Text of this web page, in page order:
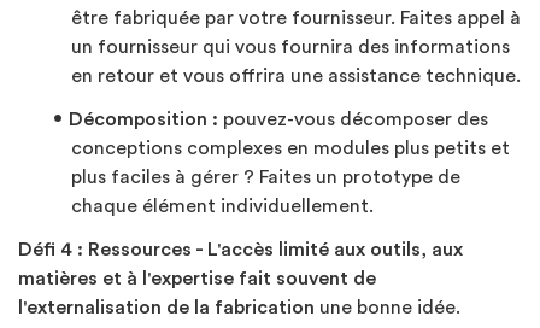
être fabriquée par votre fournisseur. Faites appel à
un fournisseur qui vous fournira des informations
en retour et vous offrira une assistance technique.
Décomposition : pouvez-vous décomposer des
conceptions complexes en modules plus petits et
plus faciles à gérer ? Faites un prototype de
chaque élément individuellement.
Défi 4 : Ressources - L'accès limité aux outils, aux
matières et à l'expertise fait souvent de
l'externalisation de la fabrication une bonne idée.